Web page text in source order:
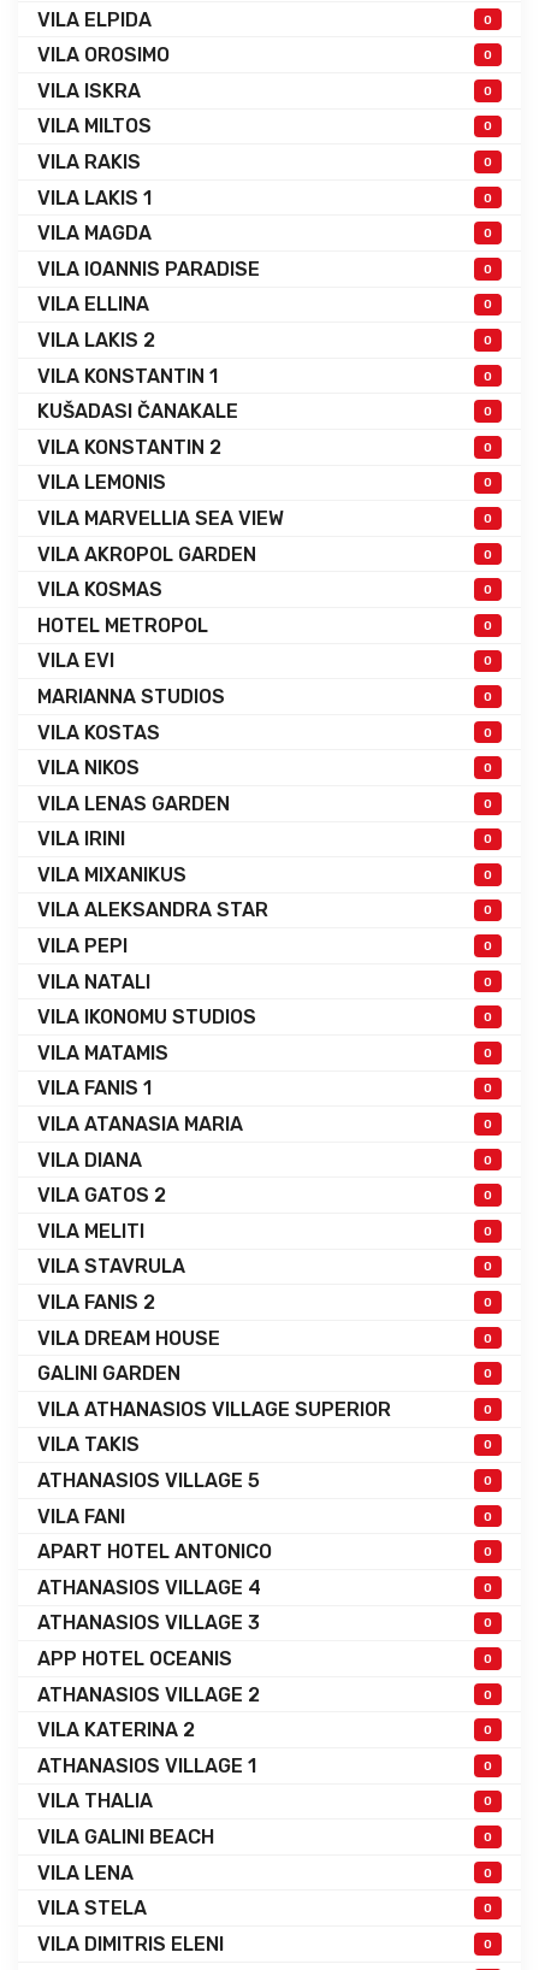
VILA ELPIDA 0
VILA OROSIMO 0
VILA ISKRA 0
VILA MILTOS 0
VILA RAKIS 0
VILA LAKIS 1 0
VILA MAGDA 0
VILA IOANNIS PARADISE 0
VILA ELLINA 0
VILA LAKIS 2 0
VILA KONSTANTIN 1 0
KUŠADASI ČANAKALE 0
VILA KONSTANTIN 2 0
VILA LEMONIS 0
VILA MARVELLIA SEA VIEW 0
VILA AKROPOL GARDEN 0
VILA KOSMAS 0
HOTEL METROPOL 0
VILA EVI 0
MARIANNA STUDIOS 0
VILA KOSTAS 0
VILA NIKOS 0
VILA LENAS GARDEN 0
VILA IRINI 0
VILA MIXANIKUS 0
VILA ALEKSANDRA STAR 0
VILA PEPI 0
VILA NATALI 0
VILA IKONOMU STUDIOS 0
VILA MATAMIS 0
VILA FANIS 1 0
VILA ATANASIA MARIA 0
VILA DIANA 0
VILA GATOS 2 0
VILA MELITI 0
VILA STAVRULA 0
VILA FANIS 2 0
VILA DREAM HOUSE 0
GALINI GARDEN 0
VILA ATHANASIOS VILLAGE SUPERIOR 0
VILA TAKIS 0
ATHANASIOS VILLAGE 5 0
VILA FANI 0
APART HOTEL ANTONICO 0
ATHANASIOS VILLAGE 4 0
ATHANASIOS VILLAGE 3 0
APP HOTEL OCEANIS 0
ATHANASIOS VILLAGE 2 0
VILA KATERINA 2 0
ATHANASIOS VILLAGE 1 0
VILA THALIA 0
VILA GALINI BEACH 0
VILA LENA 0
VILA STELA 0
VILA DIMITRIS ELENI 0